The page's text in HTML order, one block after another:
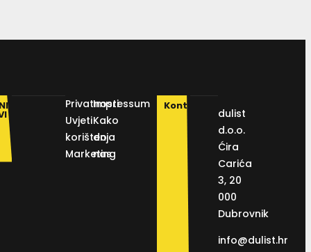
Privatnosti
Uvjeti
korištenja
Marketing
Impressum
Kako
do
nas
Kontakt
dulist
d.o.o.
Ćira
Carića
3, 20
000
Dubrovnik
info@dulist.hr